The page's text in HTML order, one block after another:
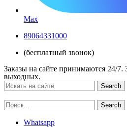
Max
89064331000
(бесплатный звонок)
Заказы на сайте принимаются 24/7.
выходных.
Search
Search
Whatsapp